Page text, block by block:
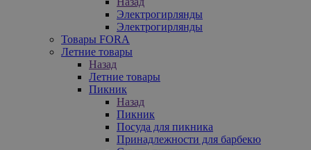
Электрогирлянды
Электрогирлянды
Товары FORA
Летние товары
Назад
Летние товары
Пикник
Назад
Пикник
Посуда для пикника
Принадлежности для барбекю